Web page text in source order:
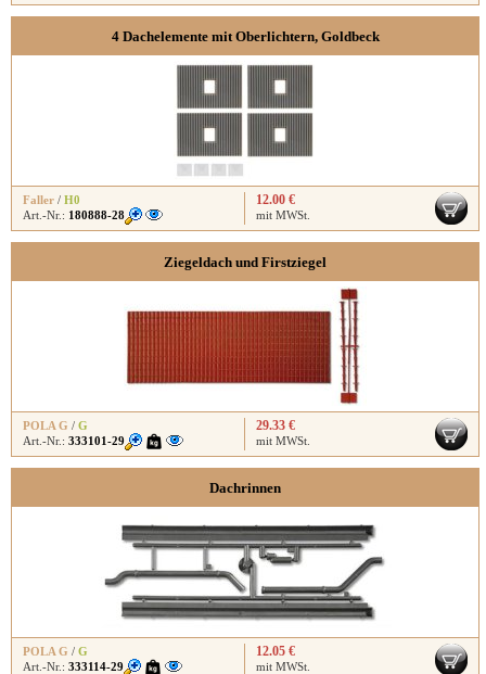
4 Dachelemente mit Oberlichtern, Goldbeck
Faller / H0
Art.-Nr.: 180888-28
12.00 €
mit MWSt.
Ziegeldach und Firstziegel
POLA G / G
Art.-Nr.: 333101-29
29.33 €
mit MWSt.
Dachrinnen
POLA G / G
Art.-Nr.: 333114-29
12.05 €
mit MWSt.